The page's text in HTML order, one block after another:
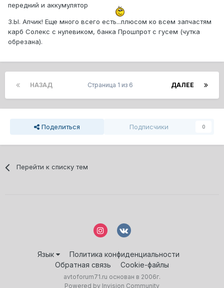
передний и аккумулятор
З.Ы. Апчик! Еще много всего есть...плюсом ко всем запчастям
карб Солекс с нулевиком, банка Прошпрот с гусем (чутка
обрезана).
НАЗАД ДАЛЕЕ
Страница 1 из 6
Поделиться Подписчики 0
Перейти к списку тем
Язык
Политика конфиденциальности
Обратная связь
Cookie-файлы
avtoforum71.ru основан в 2006г.
Powered by Invision Community